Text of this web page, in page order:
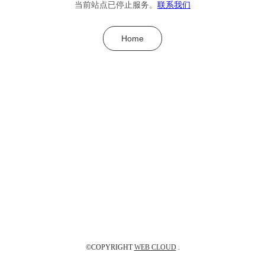
当前站点已停止服务。 联系我们
Home
©COPYRIGHTWEB CLOUD.